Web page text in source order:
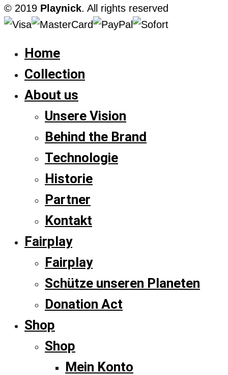
© 2019 Playnick. All rights reserved
Home
Collection
About us
Unsere Vision
Behind the Brand
Technologie
Historie
Partner
Kontakt
Fairplay
Fairplay
Schütze unseren Planeten
Donation Act
Shop
Shop
Mein Konto